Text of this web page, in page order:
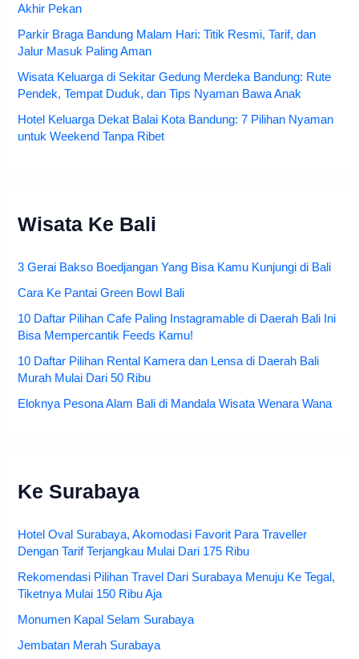
Akhir Pekan
Parkir Braga Bandung Malam Hari: Titik Resmi, Tarif, dan
Jalur Masuk Paling Aman
Wisata Keluarga di Sekitar Gedung Merdeka Bandung: Rute
Pendek, Tempat Duduk, dan Tips Nyaman Bawa Anak
Hotel Keluarga Dekat Balai Kota Bandung: 7 Pilihan Nyaman
untuk Weekend Tanpa Ribet
Wisata Ke Bali
3 Gerai Bakso Boedjangan Yang Bisa Kamu Kunjungi di Bali
Cara Ke Pantai Green Bowl Bali
10 Daftar Pilihan Cafe Paling Instagramable di Daerah Bali Ini
Bisa Mempercantik Feeds Kamu!
10 Daftar Pilihan Rental Kamera dan Lensa di Daerah Bali
Murah Mulai Dari 50 Ribu
Eloknya Pesona Alam Bali di Mandala Wisata Wenara Wana
Ke Surabaya
Hotel Oval Surabaya, Akomodasi Favorit Para Traveller
Dengan Tarif Terjangkau Mulai Dari 175 Ribu
Rekomendasi Pilihan Travel Dari Surabaya Menuju Ke Tegal,
Tiketnya Mulai 150 Ribu Aja
Monumen Kapal Selam Surabaya
Jembatan Merah Surabaya